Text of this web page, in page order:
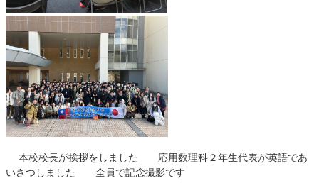
本校校長が挨拶をしました 応用数理科２年生代表が英語であ
いさつしました 全員で記念撮影です